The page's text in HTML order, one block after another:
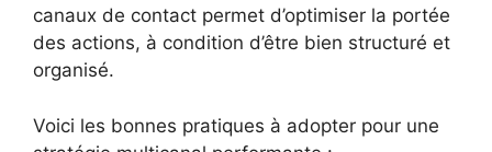
canaux de contact permet d’optimiser la portée
des actions, à condition d’être bien structuré et
organisé.
Voici les bonnes pratiques à adopter pour une